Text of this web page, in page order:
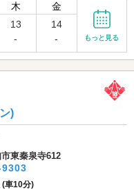
木 金
13
-
14
-
もっと見る
)
東秦泉寺612
(車10分)